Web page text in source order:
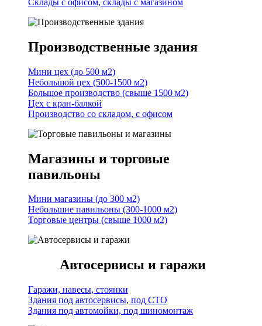
Производственные здания
Мини цех (до 500 м2)
Небольшой цех (500-1500 м2)
Большое производство (свыше 1500 м2)
Цех с кран-балкой
Производство со складом, с офисом
Магазины и торговые
павильоны
Мини магазины (до 300 м2)
Небольшие павильоны (300-1000 м2)
Торговые центры (свыше 1000 м2)
Автосервисы и гаражи
Гаражи, навесы, стоянки
Здания под автосервисы, под СТО
Здания под автомойки, под шиномонтаж